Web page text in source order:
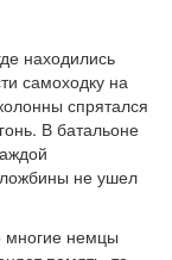
находились
самоходку на
спрятался
В батальоне
не ушел
многие немцы